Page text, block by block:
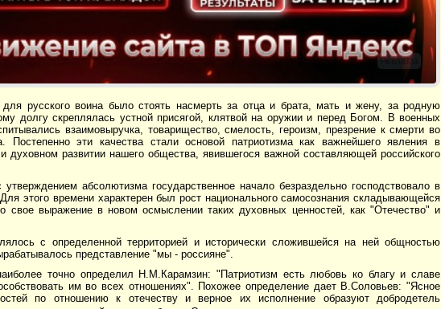
Реклама
русского воина было стоять насмерть за отца и брата, мать и жену, за родную
долгу скреплялась устной присягой, клятвой на оружии и перед Богом. В военных
взаимовыручка, товарищество, смелость, героизм, презрение к смерти во
Постепенно эти качества стали основой патриотизма как важнейшего явления в
духовном развитии нашего общества, явившегося важной составляющей российского
абсолютизма государственное начало безраздельно господствовало в
этого времени характерен был рост национального самосознания складывающейся
свое выражение в новом осмыслении таких духовных ценностей, как "Отечество" и
с определенной территорией и исторически сложившейся на ней общностью
представление "мы - россияне".
точно определил Н.М.Карамзин: "Патриотизм есть любовь ко благу и славе
им во всех отношениях". Похожее определение дает В.Соловьев: "Ясное
по отношению к отечеству и верное их исполнение образуют добродетель